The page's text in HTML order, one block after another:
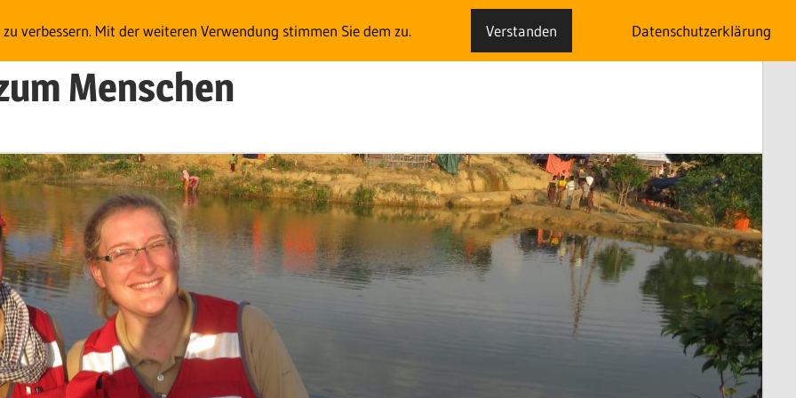
Menschen
verbessern. Mit der weiteren Verwendung stimmen Sie dem zu. Verstanden Datenschutzerklärung